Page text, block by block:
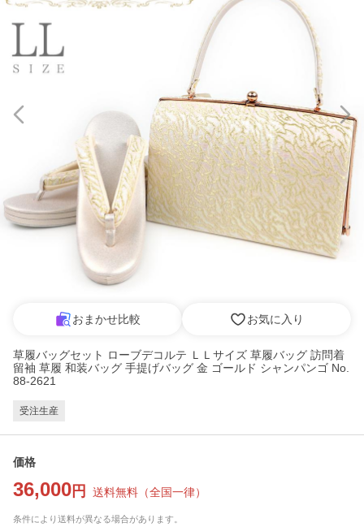
おまかせ比較 お気に入り
草履バッグセット ローブデコルテ ＬＬサイズ 草履バッグ 訪問着
留袖 草履 和装バッグ 手提げバッグ 金 ゴールド シャンパンゴ No.
88-2621
受注生産
価格
36,000 円 送料無料 （全国一律）
条件により送料が異なる場合があります。